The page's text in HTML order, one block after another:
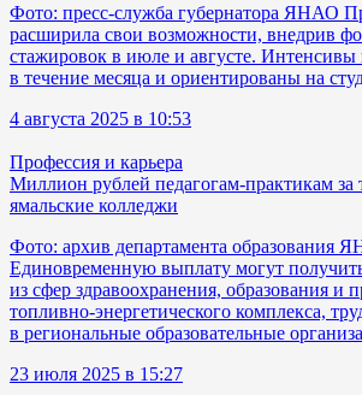
Фото: пресс-служба губернатора ЯНАО
расширила свои возможности, внедрив
стажировок в июле и августе. Интенсивы
в течение месяца и ориентированы на
4 августа 2025 в 10:53
Профессия и карьера
Миллион рублей педагогам-практикам за
ямальские колледжи
Фото: архив департамента образования
Единовременную выплату могут
из сфер здравоохранения, образования и
топливно-энергетического комплекса,
в региональные образовательные
23 июля 2025 в 15:27